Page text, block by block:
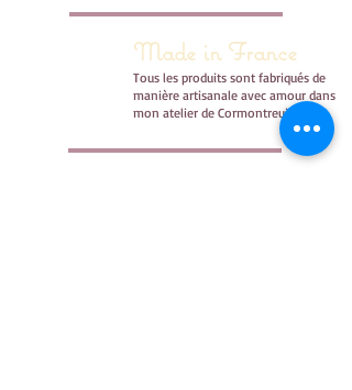
Made in France
Tous les produits sont fabriqués de
manière artisanale avec amour dans
mon atelier de Cormontreuil.